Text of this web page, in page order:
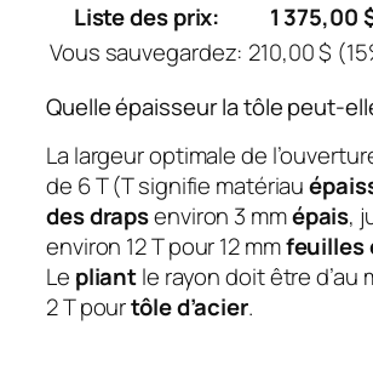
Liste des prix:
1 375,00
Vous sauvegardez: 210,00 $
Quelle épaisseur la tôle peut-
La largeur optimale de
de 6 T (T signifie matériau
des drapsenviron 3 mmépais,
environ 12 T pour 12 mmfeuilles
Le pliantle rayon doit être d’au
2 T pourtôle d’acier.